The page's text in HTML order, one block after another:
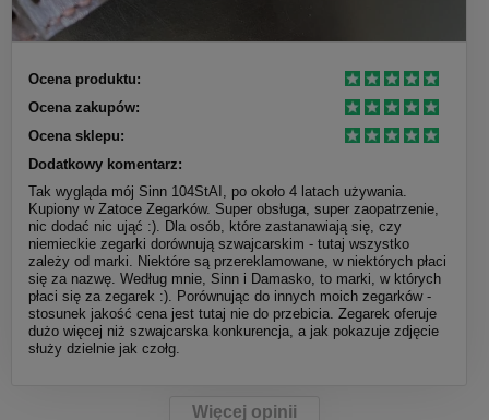
Ocena produktu:
Ocena zakupów:
Ocena sklepu:
Dodatkowy komentarz:
Tak wygląda mój Sinn 104StAI, po około 4 latach używania.
Kupiony w Zatoce Zegarków. Super obsługa, super zaopatrzenie,
nic dodać nic ująć :). Dla osób, które zastanawiają się, czy
niemieckie zegarki dorównują szwajcarskim - tutaj wszystko
zależy od marki. Niektóre są przereklamowane, w niektórych płaci
się za nazwę. Według mnie, Sinn i Damasko, to marki, w których
płaci się za zegarek :). Porównując do innych moich zegarków -
stosunek jakość cena jest tutaj nie do przebicia. Zegarek oferuje
dużo więcej niż szwajcarska konkurencja, a jak pokazuje zdjęcie
służy dzielnie jak czołg.
Więcej opinii